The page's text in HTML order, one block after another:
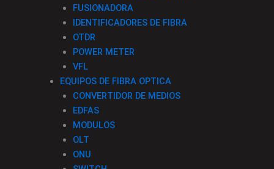
FUSIONADORA
IDENTIFICADORES DE FIBRA
OTDR
POWER METER
VFL
EQUIPOS DE FIBRA OPTICA
CONVERTIDOR DE MEDIOS
EDFAS
MODULOS
OLT
ONU